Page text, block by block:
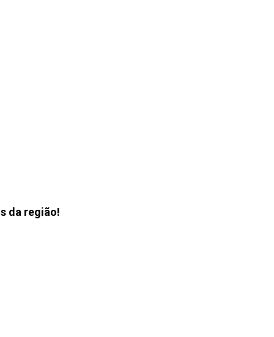
da região!